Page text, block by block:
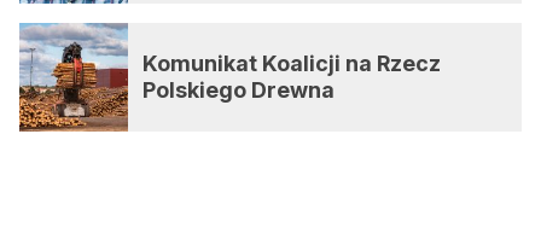
Komunikat Koalicji na Rzecz
Polskiego Drewna